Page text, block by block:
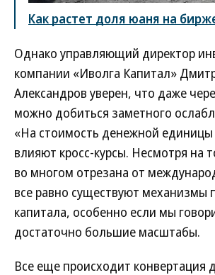
Как растет доля юаня на
Однако управляющий директор
компании «Иволга Капитал»
Александров уверен, что даже
можно добиться заметного
«На стоимость денежной
влияют кросс-курсы. Несмотря на
во многом отрезана от
все равно существуют механизмы
капитала, особенно если мы
достаточно большие масштабы.
Все еще происходит конвертация